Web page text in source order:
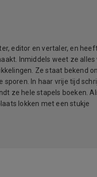
editor en vertaler, en
Inmiddels weet ze alles
Ze staat bekend
sporen. In haar vrije tijd
ze hele stapels boeken.
lokken met een stukje